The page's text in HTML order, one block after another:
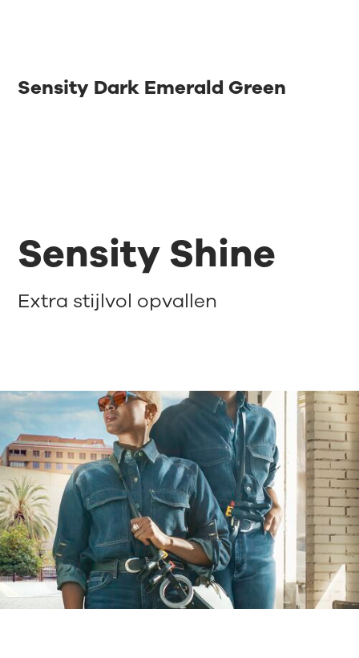
Sensity Dark Emerald Green
Sensity Shine
Extra stijlvol opvallen